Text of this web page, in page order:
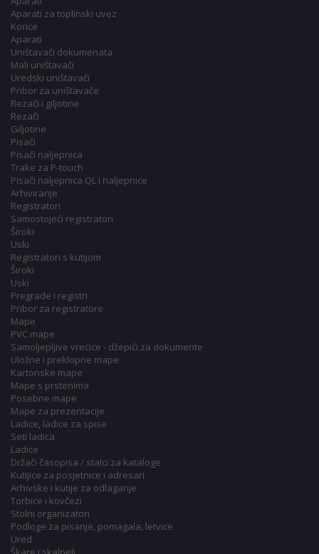
Aparati za toplinski uvez
Korice
Aparati
Uništavači dokumenata
Mali uništavači
Uredski uništavači
Pribor za uništavače
Rezači i giljotine
Rezači
Giljotine
Pisači
Pisači naljepnica
Trake za P-touch
Pisači naljepnica QL i naljepnice
Arhiviranje
Registratori
Samostojeći registratori
Široki
Uski
Registratori s kutijom
Široki
Uski
Pregrade i registri
Pribor za registratore
Mape
PVC mape
Samoljepljive vrećice - džepići za dokumente
Uložne i preklopne mape
Kartonske mape
Mape s prstenima
Posebne mape
Mape za prezentacije
Ladice, ladice za spise
Seti ladica
Ladice
Držači časopisa / stalci za kataloge
Kutijice za posjetnice i adresari
Arhivske i kutije za odlaganje
Torbice i kovčezi
Stolni organizatori
Podloge za pisanje, pomagala, letvice
Ured